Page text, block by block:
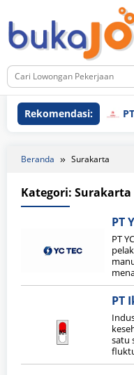
ke
konten
Rekomendasi: PT
Beranda Surakarta
Kategori: Surakarta
PT
PT
PT
satu